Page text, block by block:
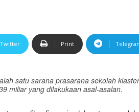
Twitter Print
satu sarana prasarana sekolah
miliar yang dilakukaan asal-asalan.